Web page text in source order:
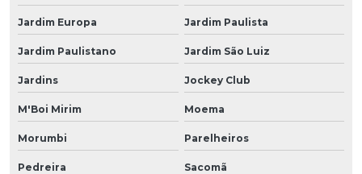
Jardim Europa Jardim Paulista
Jardim Paulistano Jardim São Luiz
Jardins Jockey Club
M'Boi Mirim Moema
Morumbi Parelheiros
Pedreira Sacomã